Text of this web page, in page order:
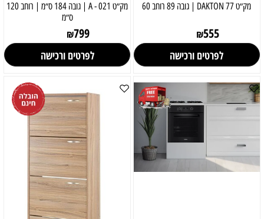
מק״ט 77 DAKTON | גובה 89 רוחב 60
₪555
לפרטים ורכישה
מק״ט 021 - A | גובה 184 ס״מ | רוחב 120
ס״מ
₪799
לפרטים ורכישה